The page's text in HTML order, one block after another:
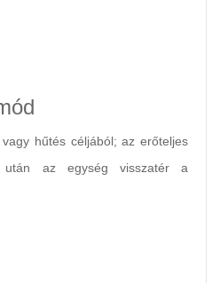
hűtés céljából; az erőteljes
után az egység visszatér a